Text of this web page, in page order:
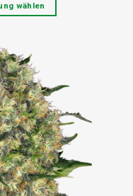
wählen
weist
mehrere
Varianten
auf.
Die
Optionen
können
auf
der